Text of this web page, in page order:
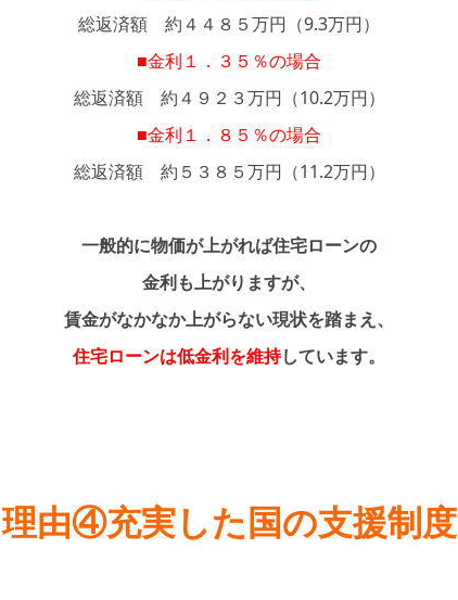
総返済額 約４４８５万円（9.3万円）
■金利１．３５％の場合
総返済額 約４９２３万円（10.2万円）
■金利１．８５％の場合
総返済額 約５３８５万円（11.2万円）
一般的に物価が上がれば住宅ローンの
金利も上がりますが、
賃金がなかなか上がらない現状を踏まえ、
住宅ローンは低金利を維持しています。
理由④充実した国の支援制度